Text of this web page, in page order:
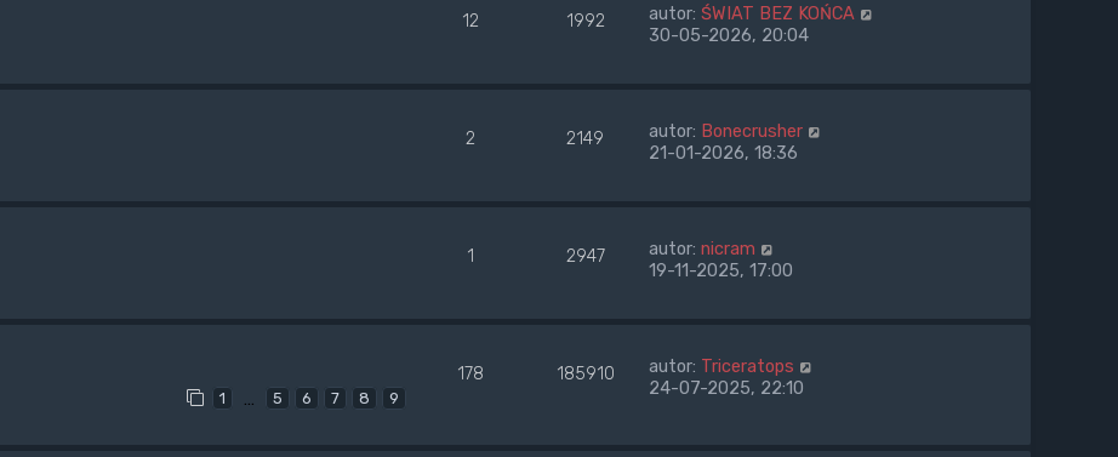
12 1992 autor: ŚWIAT BEZ KOŃCA
30-05-2026, 20:04
2 2149 autor: Bonecrusher
21-01-2026, 18:36
1 2947 autor: nicram
19-11-2025, 17:00
1 … 5 6 7 8 9
178 185910 autor: Triceratops
24-07-2025, 22:10